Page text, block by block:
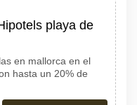
playa de
en mallorca en el
hasta un 20% de